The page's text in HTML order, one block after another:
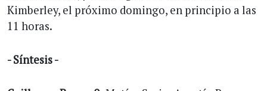
Kimberley, el próximo domingo, en principio a las
11 horas.
- Síntesis -